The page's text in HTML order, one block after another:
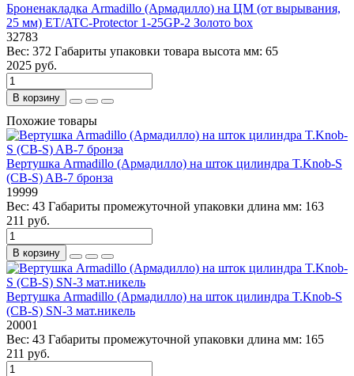
Броненакладка Armadillo (Армадилло) на ЦМ (от вырывания,
25 мм) ET/ATC-Protector 1-25GP-2 Золото box
32783
Вес: 372 Габариты упаковки товара высота мм: 65
2025 руб.
В корзину
Похожие товары
Вертушка Armadillo (Армадилло) на шток цилиндра T.Knob-S
(CB-S) AB-7 бронза
19999
Вес: 43 Габариты промежуточной упаковки длина мм: 163
211 руб.
В корзину
Вертушка Armadillo (Армадилло) на шток цилиндра T.Knob-S
(CB-S) SN-3 мат.никель
20001
Вес: 43 Габариты промежуточной упаковки длина мм: 165
211 руб.